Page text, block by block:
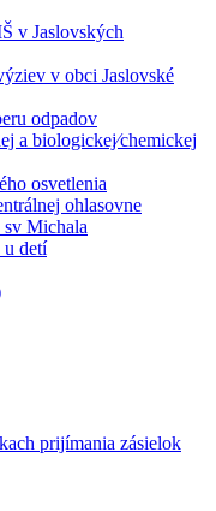
v Jaslovských
v obci Jaslovské
odpadov
a biologickej⁄chemickej
osvetlenia
ohlasovne
sv Michala
u detí
prijímania zásielok